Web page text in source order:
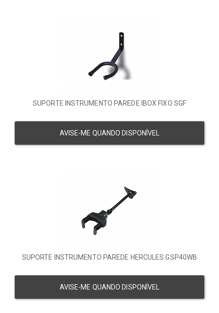
SUPORTE INSTRUMENTO PAREDE IBOX FIXO SGF
AVISE-ME QUANDO DISPONÍVEL
SUPORTE INSTRUMENTO PAREDE HERCULES GSP40WB
AVISE-ME QUANDO DISPONÍVEL